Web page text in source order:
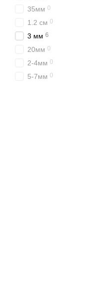
35мм 0
1.2 см 0
3 мм 6
20мм 0
2-4мм 0
5-7мм 0